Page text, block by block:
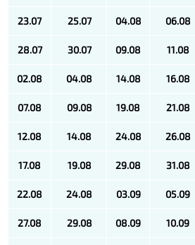
23.07 25.07 04.08 06.08
28.07 30.07 09.08 11.08
02.08 04.08 14.08 16.08
07.08 09.08 19.08 21.08
12.08 14.08 24.08 26.08
17.08 19.08 29.08 31.08
22.08 24.08 03.09 05.09
27.08 29.08 08.09 10.09